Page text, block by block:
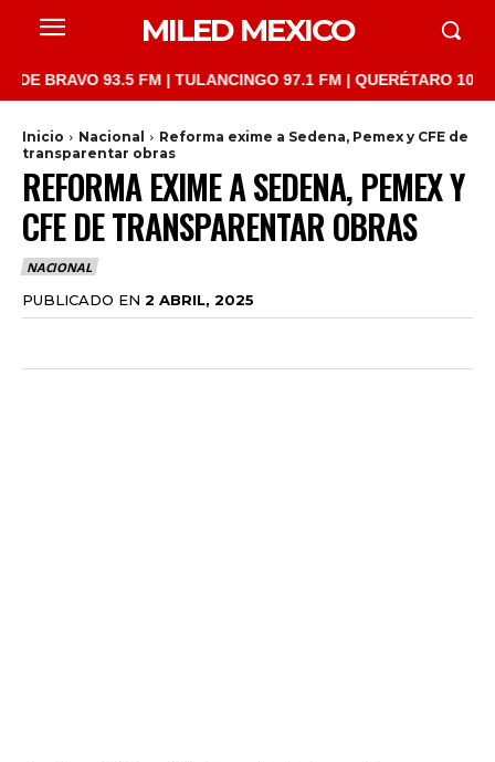
MILED MEXICO
93.5 FM | TULANCINGO 97.1 FM | QUERÉTARO 103.1
Inicio Nacional
Reforma exime a Sedena, Pemex y CFE de
transparentar obras
REFORMA EXIME A SEDENA, PEMEX Y
CFE DE TRANSPARENTAR OBRAS
NACIONAL
PUBLICADO EN 2 ABRIL, 2025